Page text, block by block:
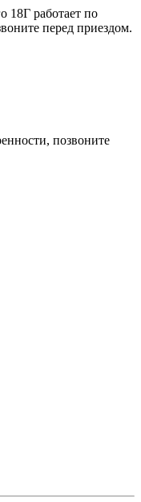
работает по
перед приездом.
позвоните